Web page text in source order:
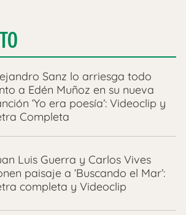
Sanz lo arriesga todo
a Edén Muñoz en su nueva
‘Yo era poesía’: Videoclip y
Completa
Luis Guerra y Carlos Vives
paisaje a ‘Buscando el Mar’:
completa y Videoclip